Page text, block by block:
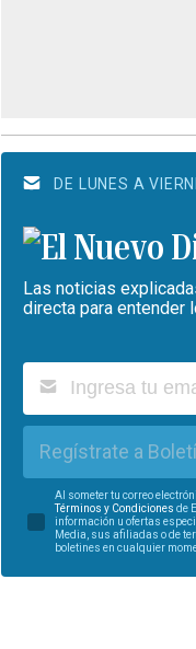
DE LUNES A
Las noticias
directa para entender
Regístrate a
Al someter tu correo
Términos y Condiciones de
información u ofertas
Media, sus afiliadas o de
boletines en cualquier